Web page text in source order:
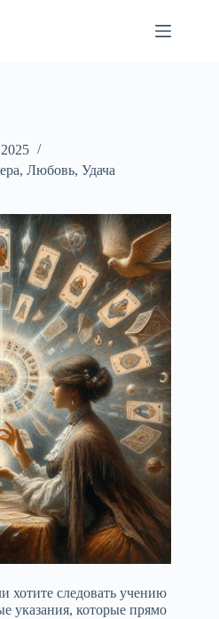
, Любовь, Удача
хотите следовать учению
указания, которые прямо